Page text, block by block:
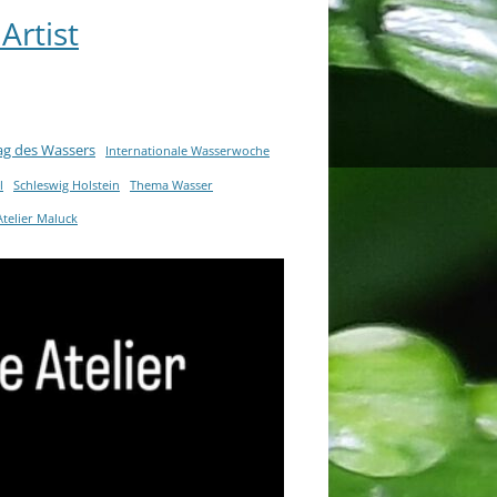
des Wassers Internationale Wasserwoche
Schleswig Holstein Thema Wasser
Maluck